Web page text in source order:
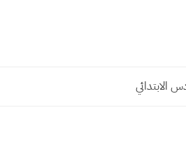
الابتدائي